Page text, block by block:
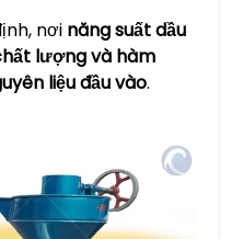
nơi ​năng suất dầu
lượng và hàm
liệu đầu vào​​.